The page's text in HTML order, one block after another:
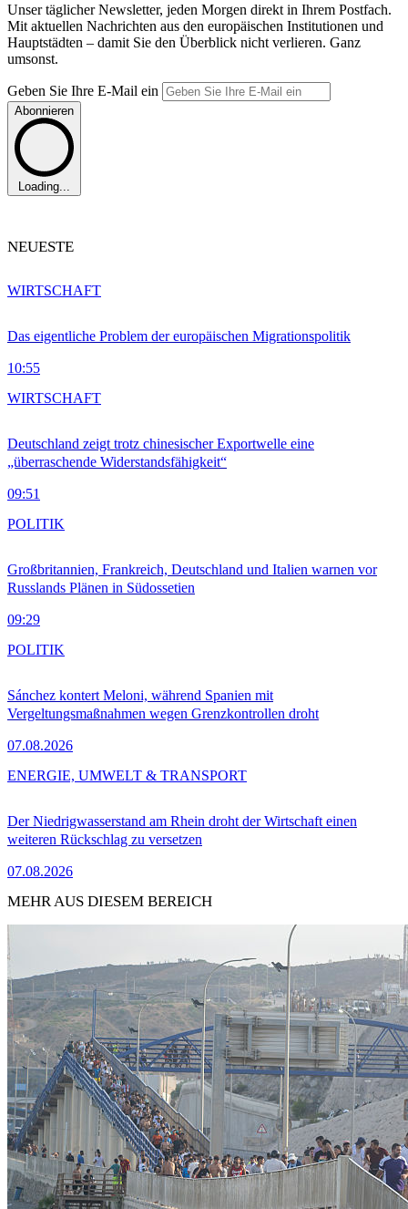
Unser täglicher Newsletter, jeden Morgen direkt in Ihrem Postfach.
Mit aktuellen Nachrichten aus den europäischen Institutionen und
Hauptstädten – damit Sie den Überblick nicht verlieren. Ganz
umsonst.
Geben Sie Ihre E-Mail ein
Abonnieren
Loading...
NEUESTE
Das eigentliche Problem der europäischen Migrationspolitik
10:55
WIRTSCHAFT
Deutschland zeigt trotz chinesischer Exportwelle eine
„überraschende Widerstandsfähigkeit“
09:51
WIRTSCHAFT
Großbritannien, Frankreich, Deutschland und Italien warnen vor
Russlands Plänen in Südossetien
09:29
POLITIK
Sánchez kontert Meloni, während Spanien mit
Vergeltungsmaßnahmen wegen Grenzkontrollen droht
07.08.2026
POLITIK
Der Niedrigwasserstand am Rhein droht der Wirtschaft einen
weiteren Rückschlag zu versetzen
07.08.2026
ENERGIE, UMWELT & TRANSPORT
MEHR AUS DIESEM BEREICH